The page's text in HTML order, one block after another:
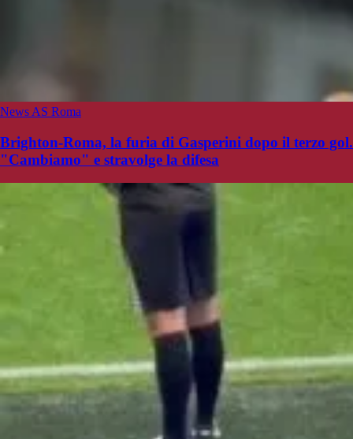
News AS Roma
Brighton-Roma, la furia di Gasperini dopo il terzo gol.
"Cambiamo" e stravolge la difesa